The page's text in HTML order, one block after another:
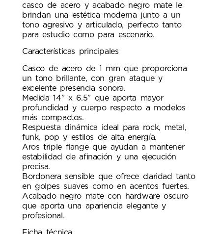
casco de acero y acabado negro mate le
brindan una estética moderna junto a un
tono agresivo y articulado, perfecto tanto
para estudio como para escenario.
Características principales
Casco de acero de 1 mm que proporciona
un tono brillante, con gran ataque y
excelente presencia sonora.
Medida 14” x 6.5” que aporta mayor
profundidad y cuerpo respecto a modelos
más compactos.
Respuesta dinámica ideal para rock, metal,
funk, pop y estilos de alta energía.
Aros triple flange que ayudan a mantener
estabilidad de afinación y una ejecución
precisa.
Bordonera sensible que ofrece claridad tanto
en golpes suaves como en acentos fuertes.
Acabado negro mate con hardware oscuro
que aporta una apariencia elegante y
profesional.